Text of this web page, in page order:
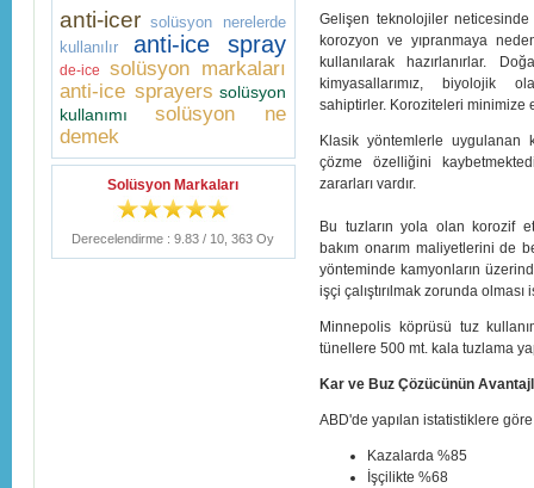
Gelişen teknolojiler
korozyon ve yıpranmaya
kullanılarak hazırlanırlar.
kimyasallarımız, biyolojik
sahiptirler. Koroziteleri minimize
Klasik yöntemlerle uygulanan
çözme özelliğini
zararları vardır.
Bu tuzların yola olan korozif
bakım onarım maliyetlerini de
yönteminde kamyonların
işçi çalıştırılmak zorunda
Minnepolis köprüsü tuz
tünellere 500 mt. kala tuzlama
Kar ve Buz Çözücünün
ABD'de yapılan istatistiklere
Kazalarda %85
İşçilikte %68
anti-icer solüsyon nerelerde
kullanılır
anti-ice spray
de-ice
solüsyon markaları
anti-ice sprayers solüsyon
kullanımı
solüsyon ne
demek
Solüsyon Markaları
Derecelendirme : 9.83 / 10 363 Oy